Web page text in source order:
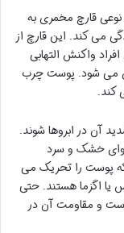
قارچ مخمری به
می کند. این قارچ از
واکنش التهابی
می شود. پوست چرب
کند.
آن در ابروها شوند.
خشک و سرد
که پوست را تحریک می
یا اگزما هستند. حتی
و مقاومت آن در